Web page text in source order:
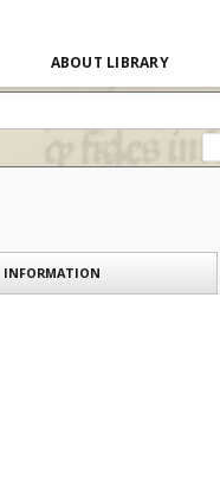
ABOUT LIBRARY
INFORMATION